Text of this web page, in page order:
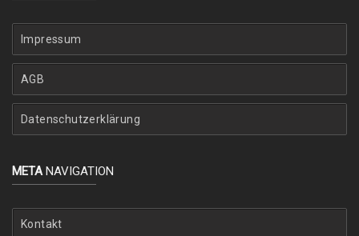
Impressum
AGB
Datenschutzerklärung
META NAVIGATION
Kontakt